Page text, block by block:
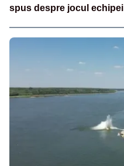
spus despre jocul echipei